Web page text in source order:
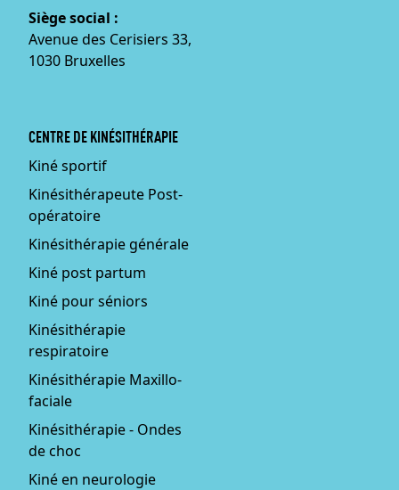
Siège social :
Avenue des Cerisiers 33,
1030 Bruxelles
CENTRE DE KINÉSITHÉRAPIE
Kiné sportif
Kinésithérapeute Post-
opératoire
Kinésithérapie générale
Kiné post partum
Kiné pour séniors
Kinésithérapie
respiratoire
Kinésithérapie Maxillo-
faciale
Kinésithérapie - Ondes
de choc
Kiné en neurologie